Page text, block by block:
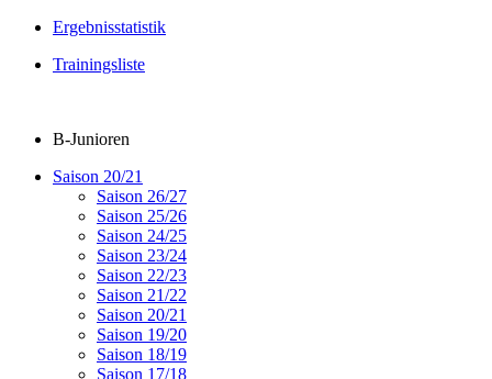
Ergebnisstatistik
Trainingsliste
B-Junioren
Saison 20/21
Saison 26/27
Saison 25/26
Saison 24/25
Saison 23/24
Saison 22/23
Saison 21/22
Saison 20/21
Saison 19/20
Saison 18/19
Saison 17/18